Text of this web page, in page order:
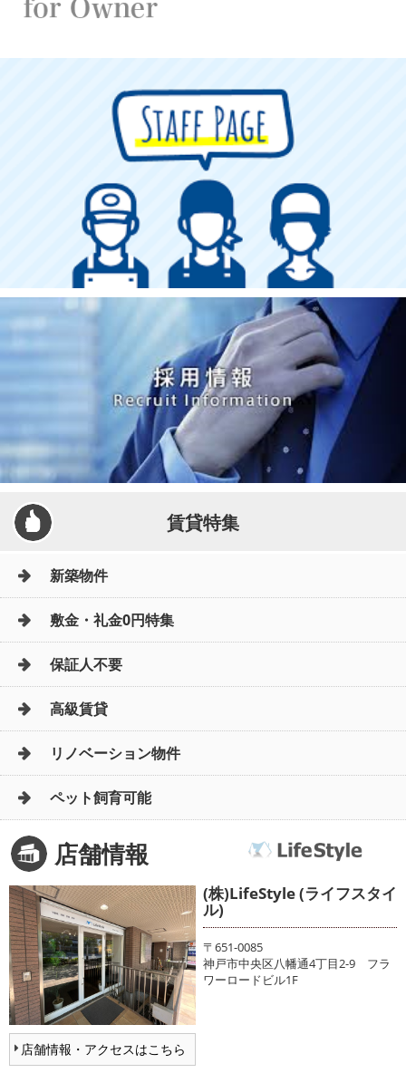
賃貸特集
新築物件
敷金・礼金0円特集
保証人不要
高級賃貸
リノベーション物件
ペット飼育可能
店舗情報
店舗情報・アクセスはこちら
(株)LifeStyle (ライフスタイ
ル)
〒651-0085
神戸市中央区八幡通4丁目2-9 フラ
ワーロードビル1F